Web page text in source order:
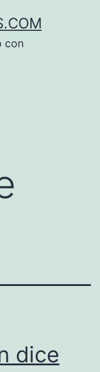
con
dice